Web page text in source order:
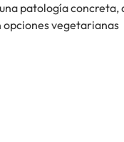
patología concreta,
vegetarianas